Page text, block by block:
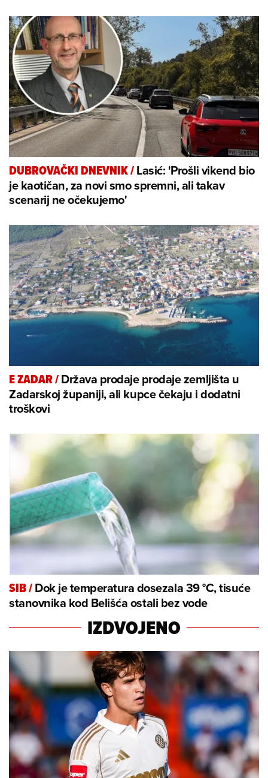
DUBROVAČKI DNEVNIK/Lasić: 'Prošli vikend bio
je kaotičan, za novi smo spremni, ali takav
scenarij ne očekujemo'
E ZADAR/Država prodaje prodaje zemljišta u
Zadarskoj županiji, ali kupce čekaju i dodatni
troškovi
SIB/Dok je temperatura dosezala 39 °C, tisuće
stanovnika kod Belišća ostali bez vode
IZDVOJENO